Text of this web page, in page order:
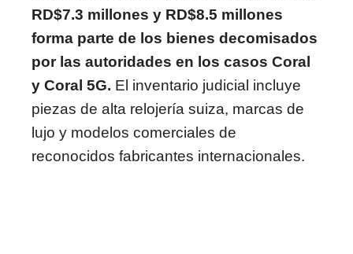
RD$7.3 millones y RD$8.5 millones
forma parte de los bienes decomisados
por las autoridades en los casos Coral
y Coral 5G. El inventario judicial incluye
piezas de alta relojería suiza, marcas de
lujo y modelos comerciales de
reconocidos fabricantes internacionales.